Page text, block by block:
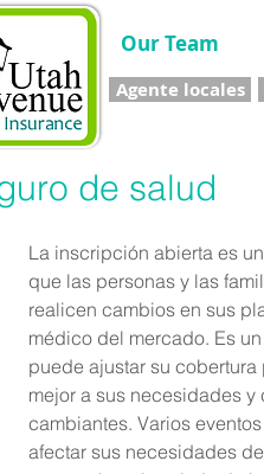
Our Team
Agente locales
de salud
La inscripción abierta es
que las personas y las
realicen cambios en sus
médico del mercado. Es
puede ajustar su
mejor a sus necesidades
cambiantes. Varios
afectar sus necesidades